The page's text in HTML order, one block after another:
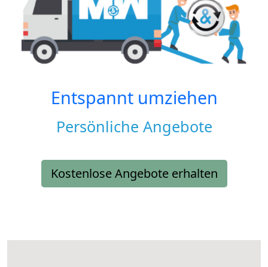
Entspannt umziehen
Persönliche Angebote
Kostenlose Angebote erhalten